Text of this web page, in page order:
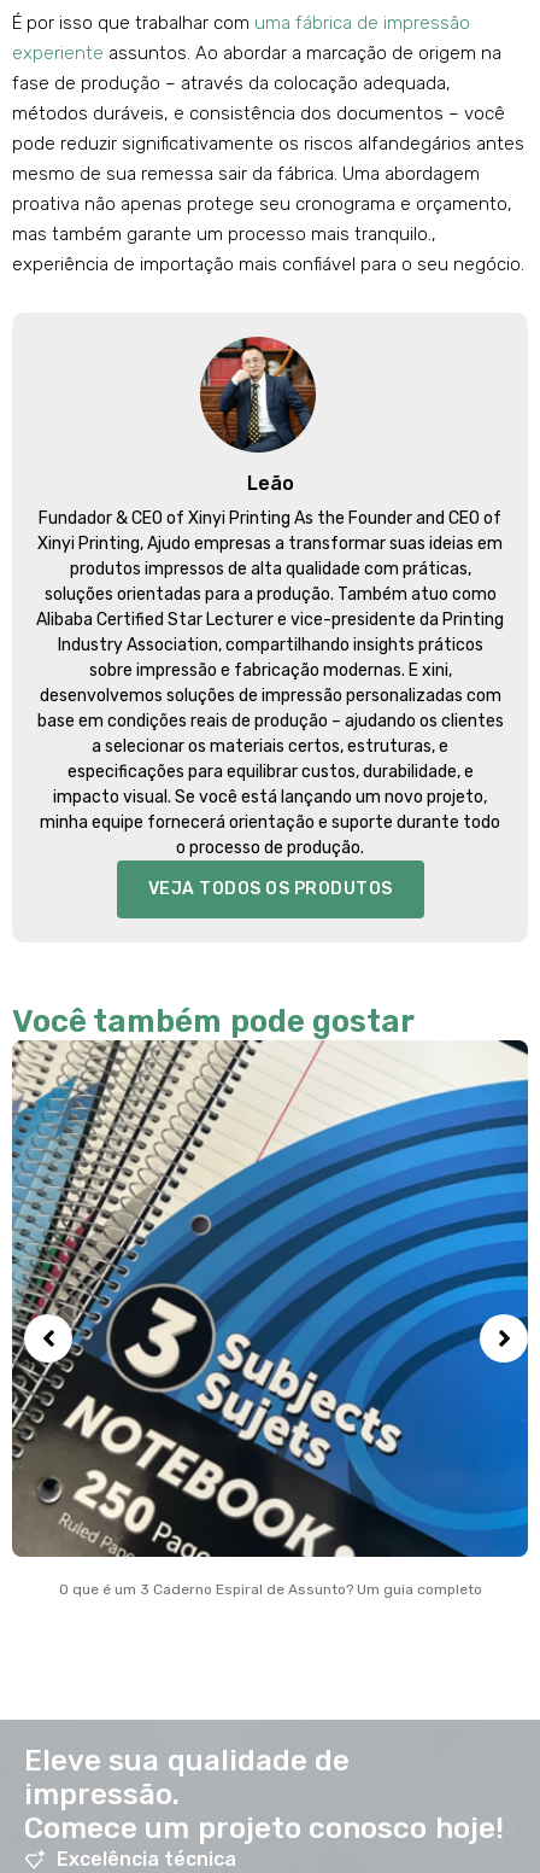
É por isso que trabalhar com uma fábrica de impressão
experiente assuntos. Ao abordar a marcação de origem na
fase de produção – através da colocação adequada,
métodos duráveis, e consistência dos documentos – você
pode reduzir significativamente os riscos alfandegários antes
mesmo de sua remessa sair da fábrica. Uma abordagem
proativa não apenas protege seu cronograma e orçamento,
mas também garante um processo mais tranquilo.,
experiência de importação mais confiável para o seu negócio.
Leão
Fundador &CEO of Xinyi Printing As the Founder and CEO of
Xinyi Printing, Ajudo empresas a transformar suas ideias em
produtos impressos de alta qualidade com práticas,
soluções orientadas para a produção. Também atuo como
Alibaba Certified Star Lecturer e vice-presidente da Printing
Industry Association, compartilhando insights práticos
sobre impressão e fabricação modernas. E xini,
desenvolvemos soluções de impressão personalizadas com
base em condições reais de produção – ajudando os clientes
a selecionar os materiais certos, estruturas, e
especificações para equilibrar custos, durabilidade, e
impacto visual. Se você está lançando um novo projeto,
minha equipe fornecerá orientação e suporte durante todo
o processo de produção.
VEJA TODOS OS PRODUTOS
Você também pode gostar
O que é um 3 Caderno Espiral de Assunto? Um guia completo
Eleve sua qualidade de
impressão.
Comece um projeto conosco hoje!
Excelência técnica